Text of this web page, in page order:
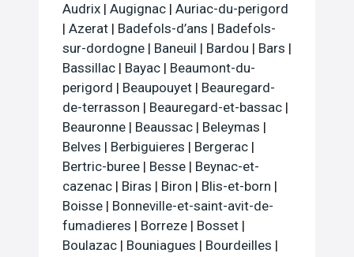
Audrix | Augignac | Auriac-du-perigord
| Azerat | Badefols-d’ans | Badefols-
sur-dordogne | Baneuil | Bardou | Bars |
Bassillac | Bayac | Beaumont-du-
perigord | Beaupouyet | Beauregard-
de-terrasson | Beauregard-et-bassac |
Beauronne | Beaussac | Beleymas |
Belves | Berbiguieres | Bergerac |
Bertric-buree | Besse | Beynac-et-
cazenac | Biras | Biron | Blis-et-born |
Boisse | Bonneville-et-saint-avit-de-
fumadieres | Borreze | Bosset |
Boulazac | Bouniagues | Bourdeilles |